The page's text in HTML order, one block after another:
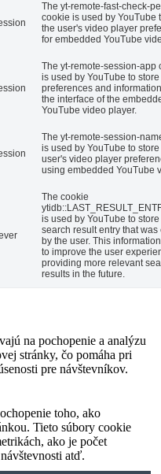
The yt-remote-fast-check-
cookie is used by YouTube
the user's video player
for embedded YouTube
The yt-remote-session-app
is used by YouTube to
preferences and
the interface of the
YouTube video player.
The yt-remote-session-
is used by YouTube to
user's video player
using embedded YouTube
The cookie
is used by YouTube to
search result entry that was
by the user. This
to improve the user
providing more relevant
results in the future.
na pochopenie a analýzu
stránky, čo pomáha pri
pre návštevníkov.
toho, ako
Tieto súbory cookie
ako je počet
atď.